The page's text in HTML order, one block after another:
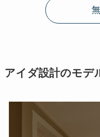
アイダ設計のモデ